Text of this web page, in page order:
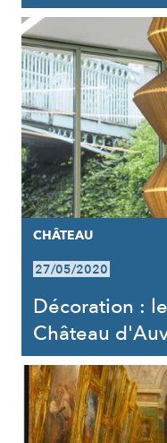
CHÂTEAU
27/05/2020
Décoration :
Château